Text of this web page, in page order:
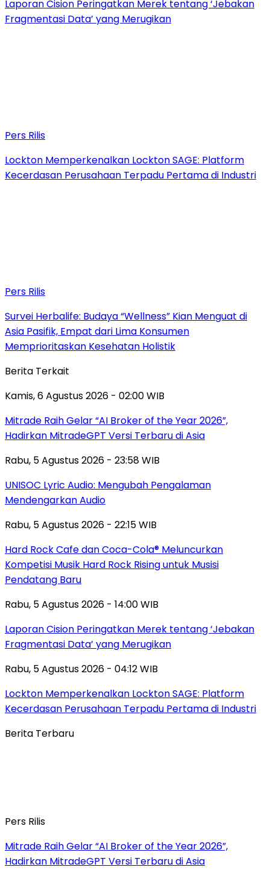
Laporan Cision Peringatkan Merek tentang ‘Jebakan
Fragmentasi Data’ yang Merugikan
Pers Rilis
Lockton Memperkenalkan Lockton SAGE: Platform
Kecerdasan Perusahaan Terpadu Pertama di Industri
Pers Rilis
Survei Herbalife: Budaya “Wellness” Kian Menguat di
Asia Pasifik, Empat dari Lima Konsumen
Memprioritaskan Kesehatan Holistik
Berita Terkait
Kamis, 6 Agustus 2026 - 02:00 WIB
Mitrade Raih Gelar “AI Broker of the Year 2026”,
Hadirkan MitradeGPT Versi Terbaru di Asia
Rabu, 5 Agustus 2026 - 23:58 WIB
UNISOC Lyric Audio: Mengubah Pengalaman
Mendengarkan Audio
Rabu, 5 Agustus 2026 - 22:15 WIB
Hard Rock Cafe dan Coca-Cola® Meluncurkan
Kompetisi Musik Hard Rock Rising untuk Musisi
Pendatang Baru
Rabu, 5 Agustus 2026 - 14:00 WIB
Laporan Cision Peringatkan Merek tentang ‘Jebakan
Fragmentasi Data’ yang Merugikan
Rabu, 5 Agustus 2026 - 04:12 WIB
Lockton Memperkenalkan Lockton SAGE: Platform
Kecerdasan Perusahaan Terpadu Pertama di Industri
Berita Terbaru
Pers Rilis
Mitrade Raih Gelar “AI Broker of the Year 2026”,
Hadirkan MitradeGPT Versi Terbaru di Asia